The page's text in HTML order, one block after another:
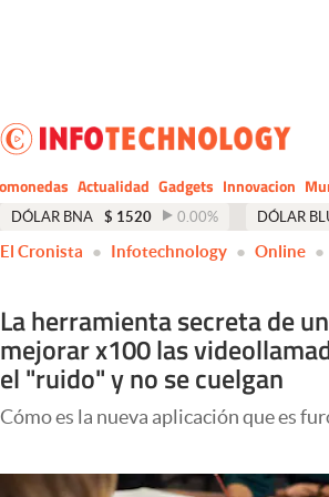
Dólar
Economía y Política
Finanzas y Mercados
Negocios
Columnistas
Otras secciones
Actualidad Gadgets Innovacion
CIO
DÓLAR BNA $ 1520 0.00% DÓLAR
El Cronista Infotechnology Online
La herramienta secreta de
mejorar x100 las
el "ruido" y no se cuelgan
Cómo es la nueva aplicación que es